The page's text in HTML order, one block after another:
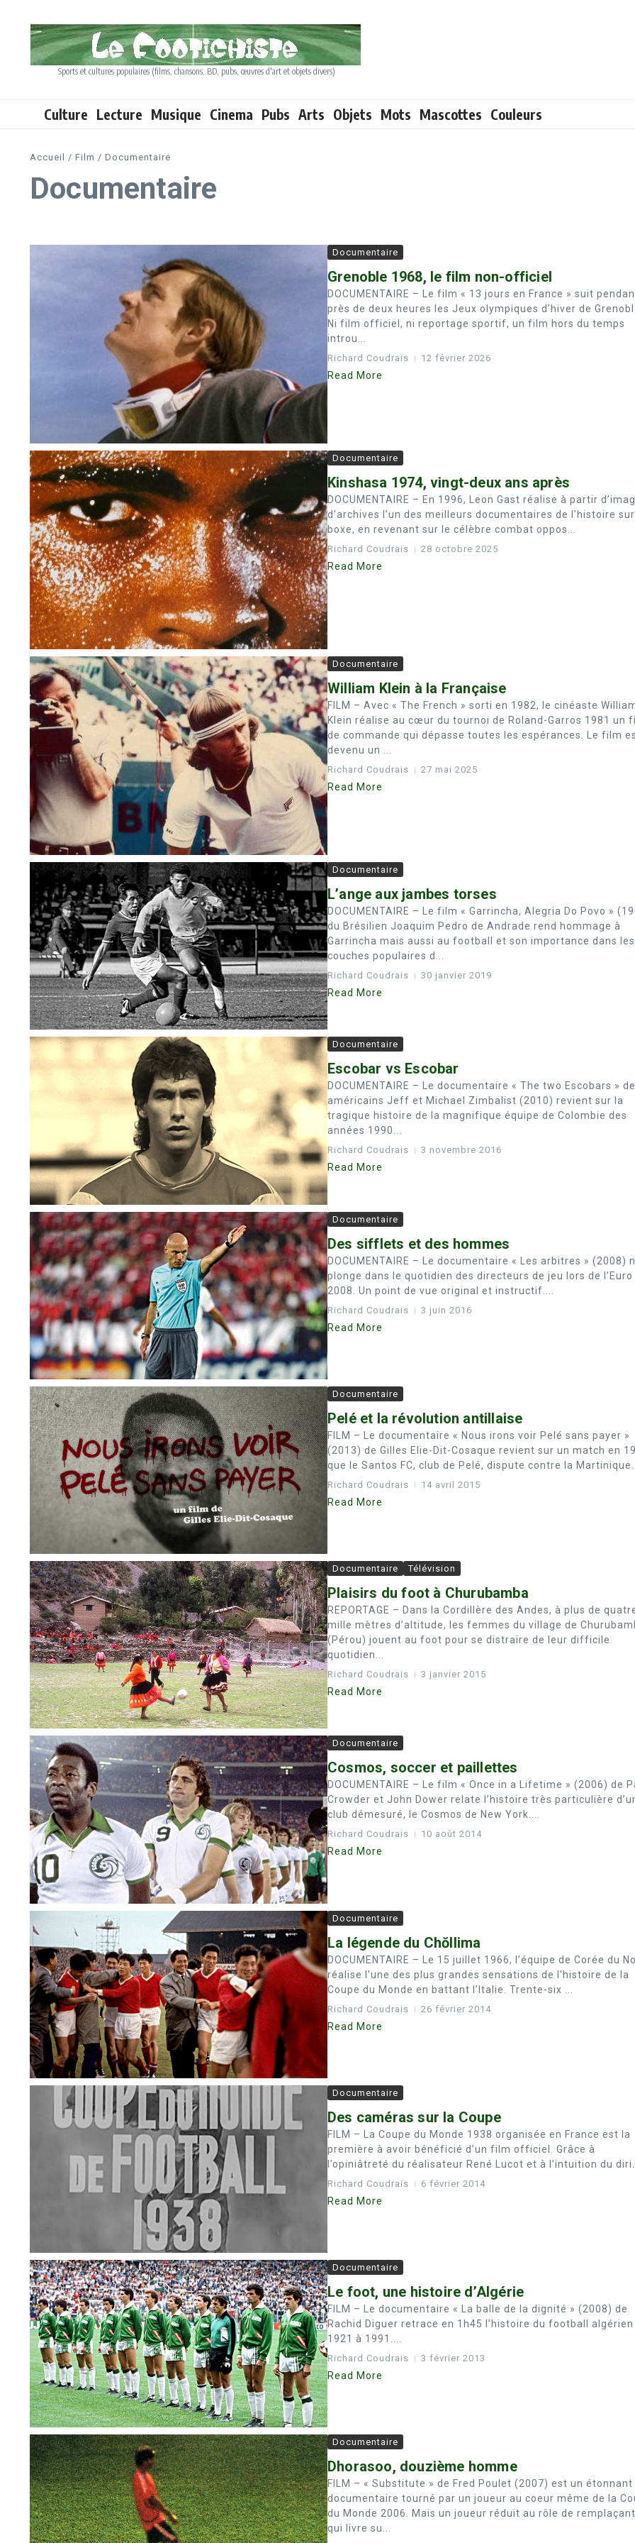
Sports et cultures populaires (films, chansons, BD, pubs, œuvres d'art et objets divers)
Culture Lecture Musique Cinema Pubs Arts Objets Mots Mascottes Couleurs
Accueil / Film / Documentaire
Documentaire
Documentaire
Grenoble 1968, le film non-officiel
DOCUMENTAIRE – Le film « 13 jours en France » suit
près de deux heures les Jeux olympiques d’hiver de
Ni film officiel, ni reportage sportif, un film hors du temps
introu...
Richard Coudrais 12 février 2026
Read More
Documentaire
Kinshasa 1974, vingt-deux ans après
DOCUMENTAIRE – En 1996, Leon Gast réalise à partir
d’archives l’un des meilleurs documentaires de l’histoire
boxe, en revenant sur le célèbre combat oppos...
Richard Coudrais 28 octobre 2025
Read More
Documentaire
William Klein à la Française
FILM – Avec « The French » sorti en 1982, le cinéaste
Klein réalise au cœur du tournoi de Roland-Garros 1981 un
de commande qui dépasse toutes les espérances. Le film
devenu un ...
Richard Coudrais 27 mai 2025
Read More
Documentaire
L’ange aux jambes torses
DOCUMENTAIRE – Le film « Garrincha, Alegria Do Povo »
du Brésilien Joaquim Pedro de Andrade rend hommage à
Garrincha mais aussi au football et son importance dans les
couches populaires d...
Richard Coudrais 30 janvier 2019
Read More
Documentaire
Escobar vs Escobar
DOCUMENTAIRE – Le documentaire « The two Escobars »
américains Jeff et Michael Zimbalist (2010) revient sur la
tragique histoire de la magnifique équipe de Colombie des
années 1990...
Richard Coudrais 3 novembre 2016
Read More
Documentaire
Des sifflets et des hommes
DOCUMENTAIRE – Le documentaire « Les arbitres » (2008)
plonge dans le quotidien des directeurs de jeu lors de l’Euro
2008. Un point de vue original et instructif....
Richard Coudrais 3 juin 2016
Read More
Documentaire
Pelé et la révolution antillaise
FILM – Le documentaire « Nous irons voir Pelé sans payer »
(2013) de Gilles Elie-Dit-Cosaque revient sur un match en
que le Santos FC, club de Pelé, dispute contre la Martinique.
Richard Coudrais 14 avril 2015
Read More
Documentaire Télévision
Plaisirs du foot à Churubamba
REPORTAGE – Dans la Cordillère des Andes, à plus de
mille mètres d’altitude, les femmes du village de
(Pérou) jouent au foot pour se distraire de leur difficile
quotidien...
Richard Coudrais 3 janvier 2015
Read More
Documentaire
Cosmos, soccer et paillettes
DOCUMENTAIRE – Le film « Once in a Lifetime » (2006) de
Crowder et John Dower relate l’histoire très particulière
club démesuré, le Cosmos de New York....
Richard Coudrais 10 août 2014
Read More
Documentaire
La légende du Chŏllima
DOCUMENTAIRE – Le 15 juillet 1966, l’équipe de Corée du
réalise l’une des plus grandes sensations de l’histoire de la
Coupe du Monde en battant l’Italie. Trente-six ...
Richard Coudrais 26 février 2014
Read More
Documentaire
Des caméras sur la Coupe
FILM – La Coupe du Monde 1938 organisée en France est la
première à avoir bénéficié d’un film officiel. Grâce à
l’opiniâtreté du réalisateur René Lucot et à l’intuition du diri...
Richard Coudrais 6 février 2014
Read More
Documentaire
Le foot, une histoire d’Algérie
FILM – Le documentaire « La balle de la dignité » (2008) de
Rachid Diguer retrace en 1h45 l’histoire du football algérien
1921 à 1991....
Richard Coudrais 3 février 2013
Read More
Documentaire
Dhorasoo, douzième homme
FILM – « Substitute » de Fred Poulet (2007) est un étonnant
documentaire tourné par un joueur au coeur même de la
du Monde 2006. Mais un joueur réduit au rôle de
qui livre su...